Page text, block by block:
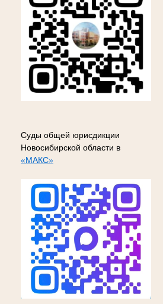
Суды общей юрисдикции
Новосибирской области в
«МАКС»